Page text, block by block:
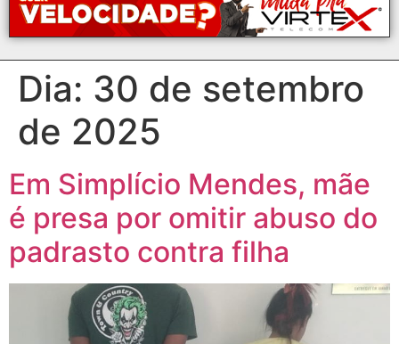
Dia: 30 de setembro
de 2025
Em Simplício Mendes, mãe
é presa por omitir abuso do
padrasto contra filha